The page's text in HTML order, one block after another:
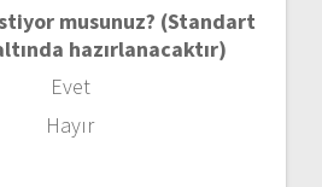
musunuz? (Standart
hazırlanacaktır)
Evet
Hayır